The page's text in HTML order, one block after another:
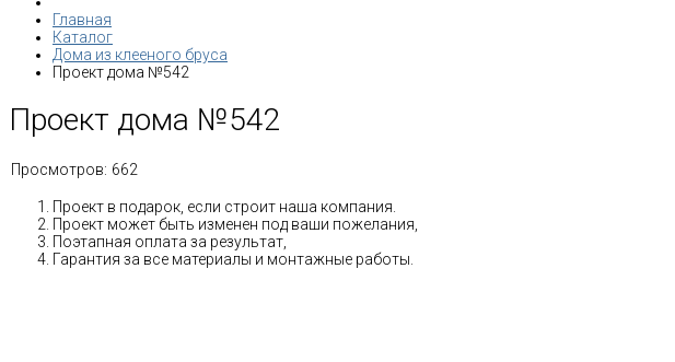
Главная
Каталог
Дома из клееного бруса
Проект дома №542
Проект дома №542
Просмотров: 662
Проект в подарок, если строит наша компания.
Проект может быть изменен под ваши пожелания,
Поэтапная оплата за результат,
Гарантия за все материалы и монтажные работы.